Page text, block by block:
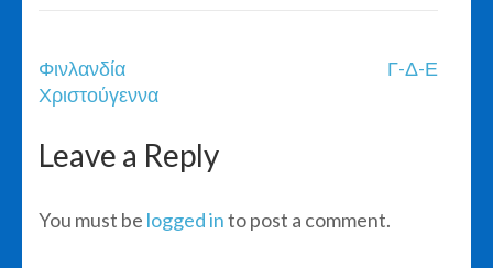
Post
navigation
Φινλανδία
Χριστούγεννα
Γ-Δ-Ε
Leave a Reply
You must be logged into post a comment.